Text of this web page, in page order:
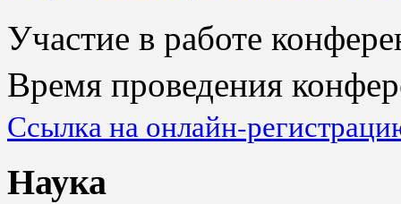
Участие в работе
Время проведения
Ссылка на онлайн-
Наука